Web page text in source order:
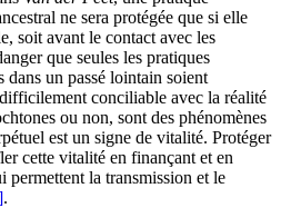
ne sera protégée que si elle
soit avant le contact avec les
que seules les pratiques
dans un passé lointain soient
conciliable avec la réalité
ou non, sont des phénomènes
est un signe de vitalité. Protéger
cette vitalité en finançant et en
la transmission et le
.